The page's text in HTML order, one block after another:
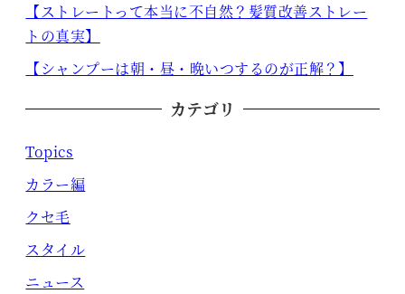
【ストレートって本当に不自然？髪質改善ストレー
トの真実】
【シャンプーは朝・昼・晩いつするのが正解？】
カテゴリ
Topics
カラー編
クセ毛
スタイル
ニュース